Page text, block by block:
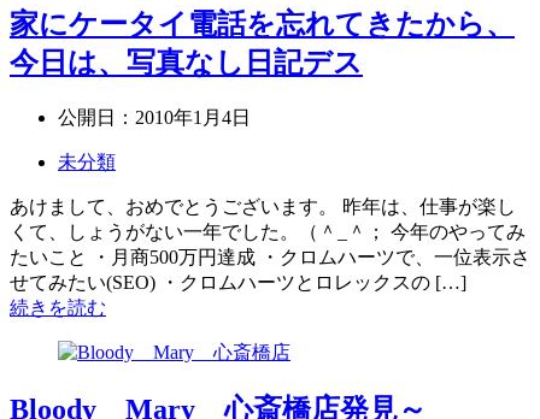
家にケータイ電話を忘れてきたから、
今日は、写真なし日記デス
公開日： 2010年1月4日
未分類
あけまして、おめでとうございます。 昨年は、仕事が楽し
くて、しょうがない一年でした。（＾_＾； 今年のやってみ
たいこと ・月商500万円達成 ・クロムハーツで、一位表示さ
せてみたい(SEO) ・クロムハーツとロレックスの […]
続きを読む
Bloody Mary 心斎橋店発見～